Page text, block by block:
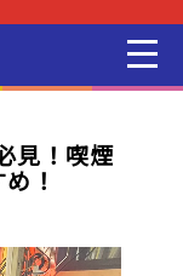
見！喫煙
！